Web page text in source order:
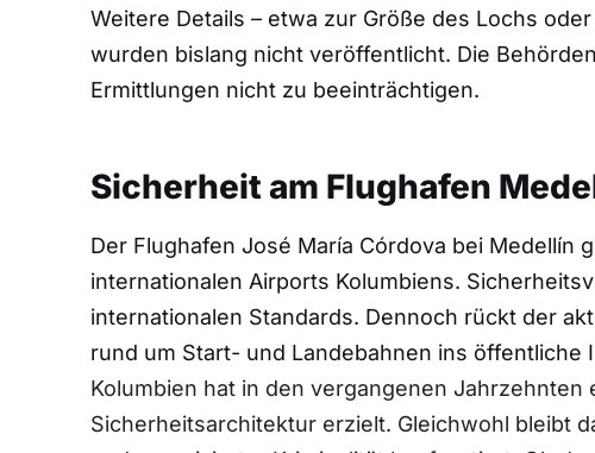
Weitere Details – etwa zur Größe des Lochs
wurden bislang nicht veröffentlicht. Die
Ermittlungen nicht zu beeinträchtigen.
Sicherheit am Flughafen
Der Flughafen José María Córdova bei Medellín
internationalen Airports Kolumbiens.
internationalen Standards. Dennoch rückt der
rund um Start- und Landebahnen ins öffentliche
Kolumbien hat in den vergangenen
Sicherheitsarchitektur erzielt. Gleichwohl bleibt